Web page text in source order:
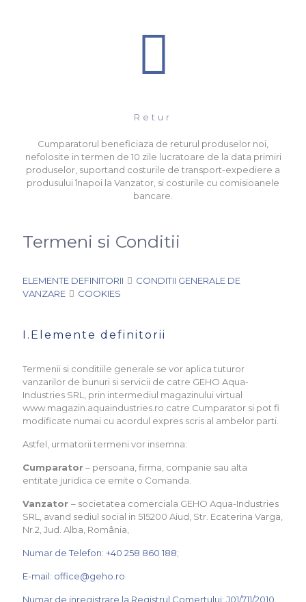
Retur
Cumparatorul beneficiaza de returul produselor noi,
nefolosite in termen de 10 zile lucratoare de la data primiri
produselor, suportand costurile de transport-expediere a
produsului înapoi la Vanzator, si costurile cu comisioanele
bancare.
Termeni si Conditii
ELEMENTE DEFINITORII
CONDITII GENERALE DE
VANZARE
COOKIES
I.Elemente definitorii
Termenii si conditiile generale se vor aplica tuturor
vanzarilor de bunuri si servicii de catre GEHO Aqua-
Industries SRL, prin intermediul magazinului virtual
www.magazin.aquaindustries.ro catre Cumparator si pot fi
modificate numai cu acordul expres scris al ambelor parti.
Astfel, urmatorii termeni vor insemna:
Cumparator– persoana, firma, companie sau alta
entitate juridica ce emite o Comanda.
Vanzator – societatea comerciala GEHO Aqua-Industries
SRL, avand sediul social in 515200 Aiud, Str. Ecaterina Varga,
Nr.2, Jud. Alba, România,
Numar de Telefon: +40 258 860 188;
E-mail: office@geho.ro
Numar de inregistrare la Registrul Comertului: J01/711/2010